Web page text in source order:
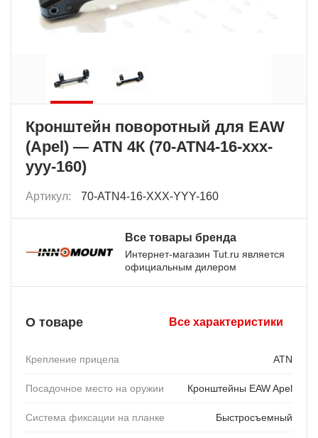
Кронштейн поворотный для EAW
(Apel) — ATN 4К (70-ATN4-16-xxx-
yyy-160)
Артикул: 70-ATN4-16-XXX-YYY-160
Все товары бренда
Интернет-магазин Tut.ru является
официальным дилером
О товаре Все характеристики
Крепление прицела ATN
Посадочное место на оружии Кронштейны EAW Apel
Система фиксации на планке Быстросъемный